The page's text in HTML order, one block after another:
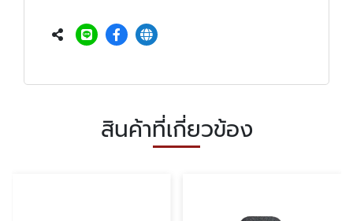
สินค้าที่เกี่ยวข้อง